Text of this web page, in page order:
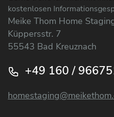
kostenlosen
Meike Thom Home
Küppersstr. 7
55543 Bad Kreuznach
+49 160 /